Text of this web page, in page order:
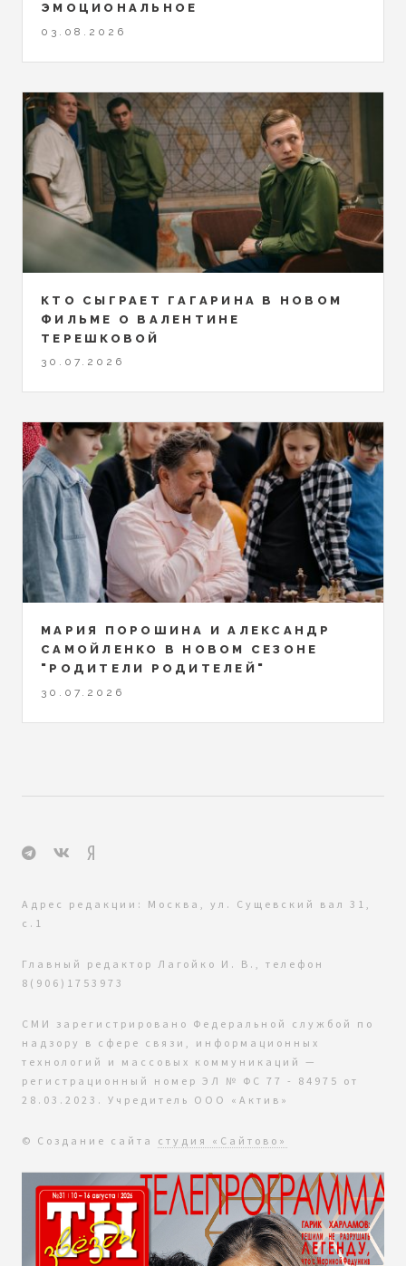
ЭМОЦИОНАЛЬНОЕ
03.08.2026
КТО СЫГРАЕТ ГАГАРИНА В НОВОМ
ФИЛЬМЕ О ВАЛЕНТИНЕ
ТЕРЕШКОВОЙ
30.07.2026
МАРИЯ ПОРОШИНА И АЛЕКСАНДР
САМОЙЛЕНКО В НОВОМ СЕЗОНЕ
"РОДИТЕЛИ РОДИТЕЛЕЙ"
30.07.2026
Адрес редакции: Москва, ул. Сущевский вал 31,
с.1
Главный редактор Лагойко И. В., телефон
8(906)1753973
СМИ зарегистрировано Федеральной службой по
надзору в сфере связи, информационных
технологий и массовых коммуникаций —
регистрационный номер ЭЛ № ФС 77 - 84975 от
28.03.2023. Учредитель ООО «Актив»
© Создание сайта студия «Сайтово»